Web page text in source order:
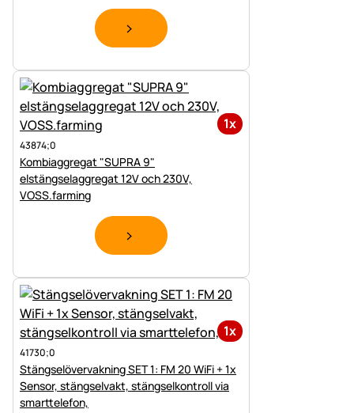
1x
43874;0
Kombiaggregat "SUPRA 9"
elstängselaggregat 12V och 230V,
VOSS.farming
1x
41730;0
Stängselövervakning SET 1: FM 20 WiFi + 1x
Sensor, stängselvakt, stängselkontroll via
smarttelefon,